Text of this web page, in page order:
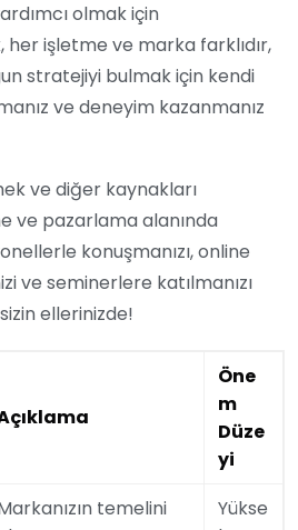
olmak için
her işletme ve marka farklıdır,
stratejiyi bulmak için kendi
ve deneyim kazanmanız
ve diğer kaynakları
ve pazarlama alanında
konuşmanızı, online
ve seminerlere katılmanızı
ellerinizde!
Öne
m
Düze
yi
temelini
Yükse